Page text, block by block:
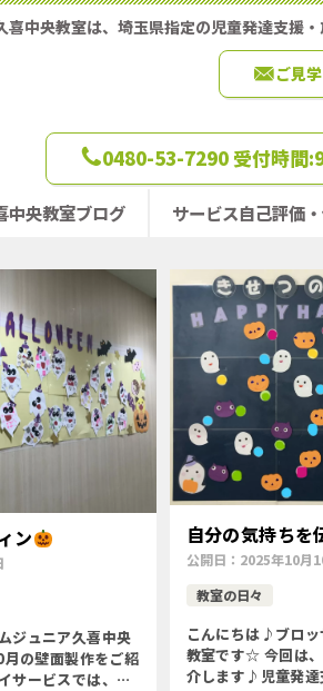
喜中央教室は、埼玉県指定の児童発達支援
ご見
0480-53-7290 受付時間
中央教室ブログ サービス自己評価
ン
ジュニア久喜中央
の壁面製作をご紹
サービスでは、ハ
自分の気持ちを
公開日： 2025年10月
教室の日々
こんにちは♪ブロ
教室です☆ 今回は
介します♪児童発達